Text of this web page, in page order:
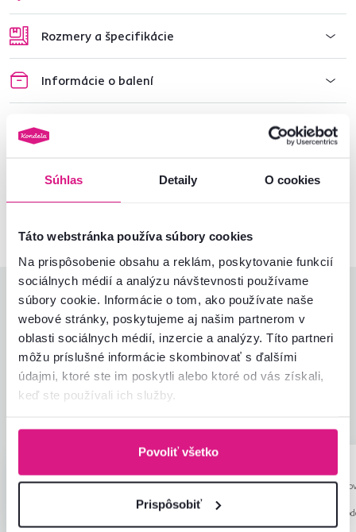
Súhlas Detaily O cookies
Táto webstránka používa súbory cookies
Na prispôsobenie obsahu a reklám, poskytovanie funkcií
sociálnych médií a analýzu návštevnosti používame
súbory cookie. Informácie o tom, ako používate naše
webové stránky, poskytujeme aj našim partnerom v
oblasti sociálnych médií, inzercie a analýzy. Títo partneri
môžu príslušné informácie skombinovať s ďalšími
údajmi, ktoré ste im poskytli alebo ktoré od vás získali,
keď ste používali ich služby.
Povoliť všetko
Prispôsobiť
Rozmery a špecifikácie
Informácie o balení
02/ 40 100 100
Hodnotenia produktu
4,2
4
Jednoduchosť montáže
4,3
Kvalita výrobku
4,5
Zodpovedá očakávaniam
4,7
Zabalenie výrobku
A
6.11.2023, Horná Streda,
4.4
Recenzia pre rovnaký model, avšak v inom
prevedení.
Ľ
Ľubomír L.
6.8.2026,
Recenzia pre rovnaký
prevedení.